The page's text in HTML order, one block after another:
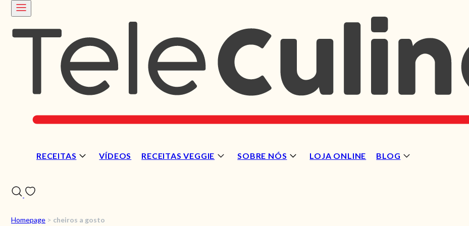
RECEITAS VÍDEOS RECEITAS VEGGIE SOBRE NÓS LOJA ONLINE BLOG
Homepage > cheiros a gosto